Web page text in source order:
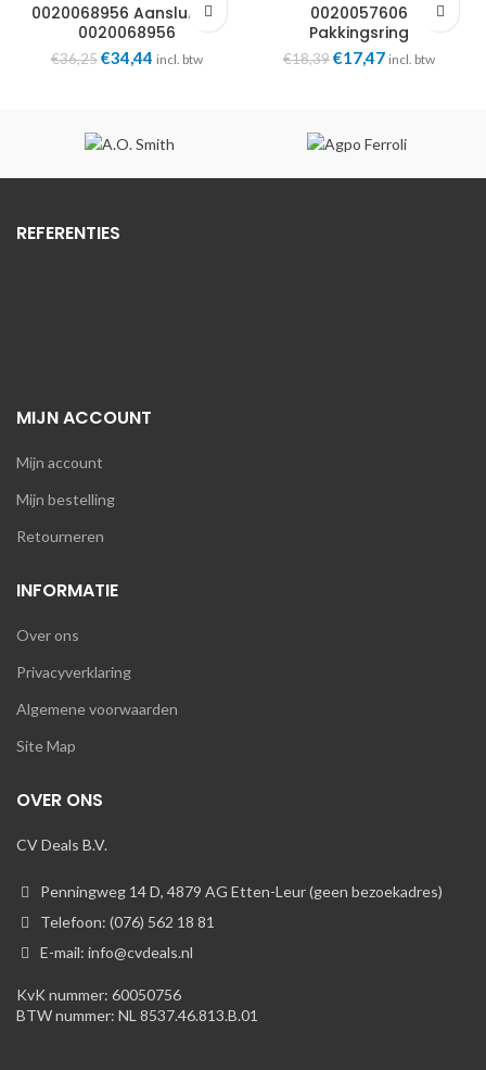
0020068956 Aansluitset
0020068956
€36,25Oorspronkelijke
€34,44 Huidige
incl. btw
0020057606
Pakkingsring
0020057606
€18,39Oorspronkelijke
€17,47 Huidige
incl. btw
REFERENTIES
MIJN ACCOUNT
Mijn account
Mijn bestelling
Retourneren
INFORMATIE
Over ons
Privacyverklaring
Algemene voorwaarden
Site Map
OVER ONS
CV Deals B.V.
Penningweg 14 D, 4879 AG Etten-Leur (geen bezoekadres)
Telefoon: (076) 562 18 81
E-mail: info@cvdeals.nl
KvK nummer: 60050756
BTW nummer: NL 8537.46.813.B.01